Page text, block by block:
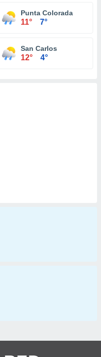
Punta Colorada
11° 7°
San Carlos
12° 4°